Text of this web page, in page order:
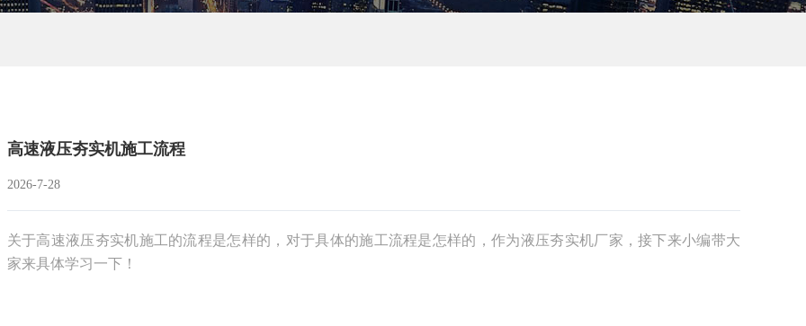
高速液压夯实机施工流程
2026-7-28
关于高速液压夯实机施工的流程是怎样的，对于具体的施工流程是怎样的，作为液压夯实机厂家，接下来小编带大
家来具体学习一下！